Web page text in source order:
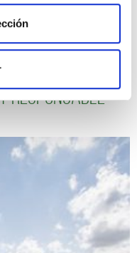
un modelo de
responsable